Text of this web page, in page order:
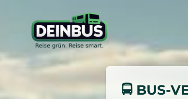
🚍 BUS-